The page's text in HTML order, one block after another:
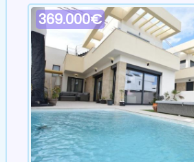
369.000€